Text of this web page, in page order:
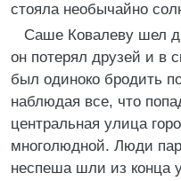
стояла необычайно
Саше Ковалеву шел
он потерял друзей и в
был одиноко бродить
наблюдая все, что
центральная улица
многолюдной. Люди
неспеша шли из конца